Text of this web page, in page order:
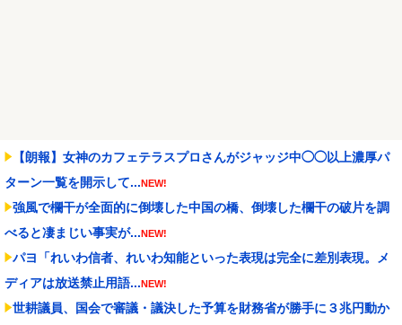
【朗報】女神のカフェテラスプロさんがジャッジ中◯◯以上濃厚パ
ターン一覧を開示して...NEW!
強風で欄干が全面的に倒壊した中国の橋、倒壊した欄干の破片を調
べると凄まじい事実が...NEW!
パヨ「れいわ信者、れいわ知能といった表現は完全に差別表現。メ
ディアは放送禁止用語...NEW!
世耕議員、国会で審議・議決した予算を財務省が勝手に３兆円動か